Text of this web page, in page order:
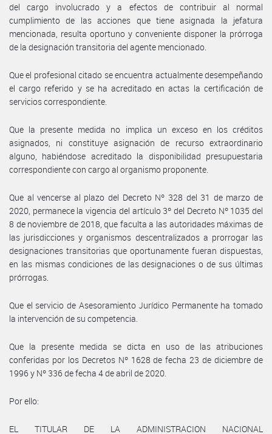
del cargo involucrado y a efectos de contribuir al normal
cumplimiento de las acciones que tiene asignada la jefatura
mencionada, resulta oportuno y conveniente disponer la prórroga
de la designación transitoria del agente mencionado.
Que el profesional citado se encuentra actualmente desempeñando
el cargo referido y se ha acreditado en actas la certificación de
servicios correspondiente.
Que la presente medida no implica un exceso en los créditos
asignados, ni constituye asignación de recurso extraordinario
alguno, habiéndose acreditado la disponibilidad presupuestaria
correspondiente con cargo al organismo proponente.
Que al vencerse al plazo del Decreto Nº 328 del 31 de marzo de
2020, permanece la vigencia del artículo 3º del Decreto Nº 1035 del
8 de noviembre de 2018, que faculta a las autoridades máximas de
las jurisdicciones y organismos descentralizados a prorrogar las
designaciones transitorias que oportunamente fueran dispuestas,
en las mismas condiciones de las designaciones o de sus últimas
prórrogas.
Que el servicio de Asesoramiento Jurídico Permanente ha tomado
la intervención de su competencia.
Que la presente medida se dicta en uso de las atribuciones
conferidas por los Decretos Nº 1628 de fecha 23 de diciembre de
1996 y Nº 336 de fecha 4 de abril de 2020.
Por ello:
EL TITULAR DE LA ADMINISTRACION NACIONAL